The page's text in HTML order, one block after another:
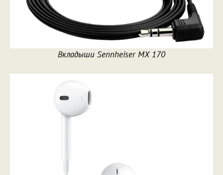
Вкладыши Sennheiser MX 170